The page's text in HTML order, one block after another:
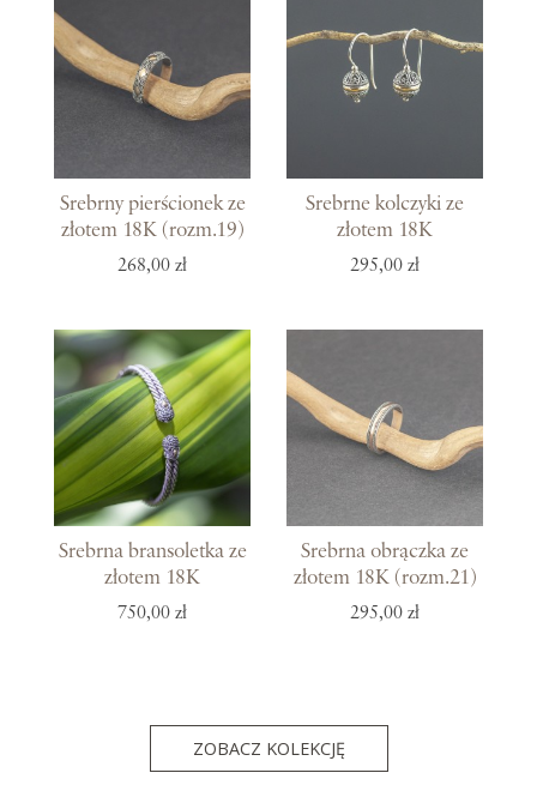
Srebrny pierścionek ze
złotem 18K (rozm.19)
268,00 zł
Srebrne kolczyki ze
złotem 18K
295,00 zł
Srebrna bransoletka ze
złotem 18K
750,00 zł
Srebrna obrączka ze
złotem 18K (rozm.21)
295,00 zł
ZOBACZ KOLEKCJĘ